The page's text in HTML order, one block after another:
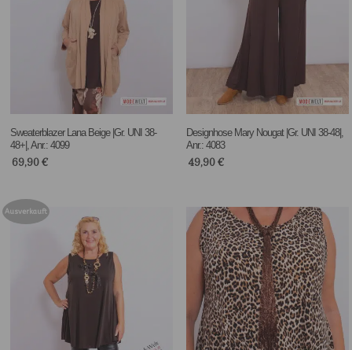
Sweaterblazer Lana Beige |Gr. UNI 38-
48+|, Anr.: 4099
69,90€
Designhose Mary Nougat |Gr. UNI 38-48|,
Anr.: 4083
49,90€
Ausverkauft